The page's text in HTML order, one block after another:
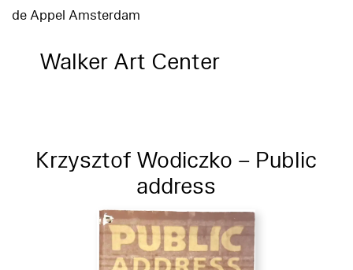
de Appel Amsterdam
Walker Art Center
Krzysztof Wodiczko – Public
address